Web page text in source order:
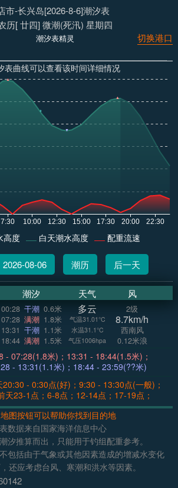
市-长兴岛[2026-8-6]潮汐表
历[ 廿四] 微潮(死汛) 星期四
切换港口
潮汐表精灵
表曲线可以查看该时间详细情况
高度 白天潮水高度 配重流速
2026-08-06 潮历 后一天
潮汐 天气 风
00:28 干潮 0.6米
07:28 满潮 1.8米
13:31 干潮 1.1米
18:44 满潮 1.5米
多云
气温31.01°C
水温31.1°C
气压1006hpa
2级
8.7km/h
西南风
0.12米浪
： 00:28 - 07:28(1.8米)；13:31 - 18:44(1.5米)；
间： 07:28 - 13:31(1.1米)；18:44 - 23:59(??米)
- 0:30点(好)；9:30 - 13:30点(一般)；
天23-1点；6-8点；12-14点；17-19点；
图按钮可以帮助你找到目的地
数据来自国家海洋信息中心
汐推算而出，只能用于钓组配重参考。
包括由于气象或其他因素造成的增减水变化
还应考虑台风、寒潮和洪水等因素。